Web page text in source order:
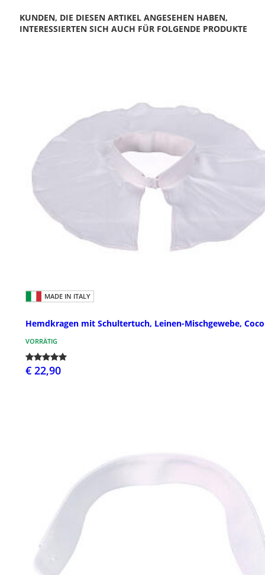
KUNDEN, DIE DIESEN ARTIKEL ANGESEHEN HABEN,
INTERESSIERTEN SICH AUCH FÜR FOLGENDE PRODUKTE
MADE IN ITALY
Hemdkragen mit Schultertuch, Leinen-Mischgewebe,
VORRÄTIG
€ 22,90